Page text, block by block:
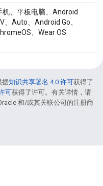
机、平板电脑、Android
、Auto、Android Go、
、Wear OS
据知识共享署名 4.0 许可获得了
可获得了许可。有关详情，请
和/或其关联公司的注册商